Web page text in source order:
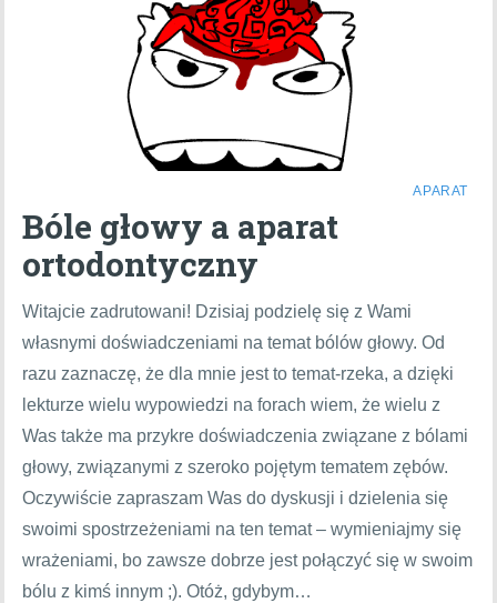
APARAT
Bóle głowy a aparat
ortodontyczny
Witajcie zadrutowani! Dzisiaj podzielę się z Wami
własnymi doświadczeniami na temat bólów głowy. Od
razu zaznaczę, że dla mnie jest to temat-rzeka, a dzięki
lekturze wielu wypowiedzi na forach wiem, że wielu z
Was także ma przykre doświadczenia związane z bólami
głowy, związanymi z szeroko pojętym tematem zębów.
Oczywiście zapraszam Was do dyskusji i dzielenia się
swoimi spostrzeżeniami na ten temat – wymieniajmy się
wrażeniami, bo zawsze dobrze jest połączyć się w swoim
bólu z kimś innym ;). Otóż, gdybym…